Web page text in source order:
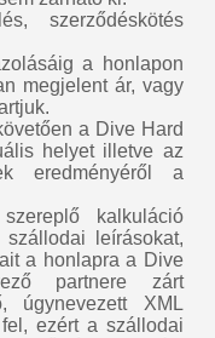
szerződéskötés
a honlapon
megjelent ár, vagy
a Dive Hard
helyet illetve az
eredményéről a
kalkuláció
leírásokat,
a honlapra a Dive
partnere zárt
úgynevezett XML
ezért a szállodai